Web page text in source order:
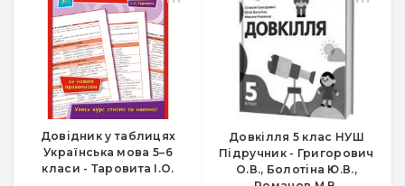
Довідник у таблицях
Українська мова 5–6
класи - Таровита І.О.
Довкілля 5 клас НУШ
Підручник - Григорович
О.В., Болотіна Ю.В.,